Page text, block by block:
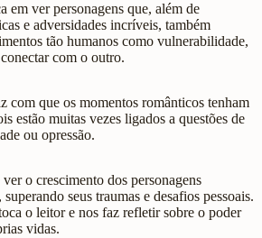
em ver personagens que, além de
e adversidades incríveis, também
tão humanos como vulnerabilidade,
com o outro.
com que os momentos românticos tenham
estão muitas vezes ligados a questões de
ou opressão.
o crescimento dos personagens
seus traumas e desafios pessoais.
o leitor e nos faz refletir sobre o poder
vidas.